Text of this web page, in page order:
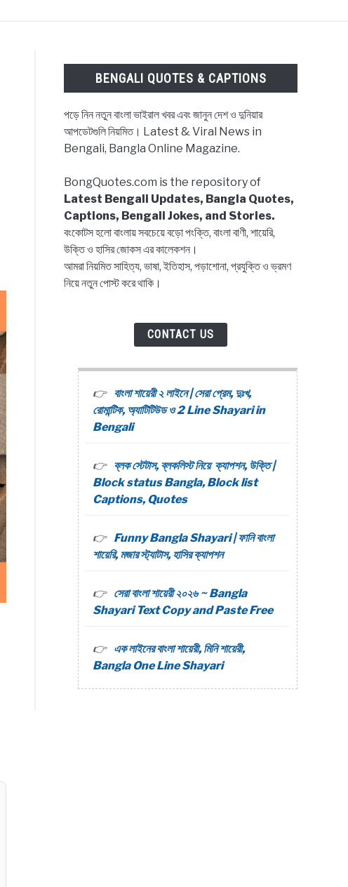
BENGALI QUOTES & CAPTIONS
পড়ে নিন নতুন বাংলা ভাইরাল খবর এবং জানুন দেশ ও দুনিয়ার
আপডেটগুলি নিয়মিত। Latest & Viral News in
Bengali, Bangla Online Magazine.
BongQuotes.com is the repository of
Latest Bengali Updates, Bangla Quotes,
Captions, Bengali Jokes, and Stories.
বংকোটস হলো বাংলায় সবচেয়ে বড়ো পংক্তি, বাংলা বাণী, শায়েরি,
উক্তি ও হাসির জোকস এর কালেকশন।
আমরা নিয়মিত সাহিত্য, ভাষা, ইতিহাস, পড়াশোনা, প্রযুক্তি ও ভ্রমণ
নিয়ে নতুন পোস্ট করে থাকি।
CONTACT US
বাংলা শায়েরী ২ লাইনে | সেরা প্রেম, দুঃখ,
রোমান্টিক, অ্যাটিটিউড ও 2 Line Shayari in
Bengali
ব্লক স্টেটাস, ব্লকলিস্ট নিয়ে ক্যাপশন, উক্তি |
Block status Bangla, Block list
Captions, Quotes
Funny Bangla Shayari | ফানি বাংলা
শায়েরি, মজার স্ট্যাটাস, হাসির ক্যাপশন
সেরা বাংলা শায়েরী ২০২৬ ~ Bangla
Shayari Text Copy and Paste Free
এক লাইনের বাংলা শায়েরী, মিনি শায়েরী,
Bangla One Line Shayari